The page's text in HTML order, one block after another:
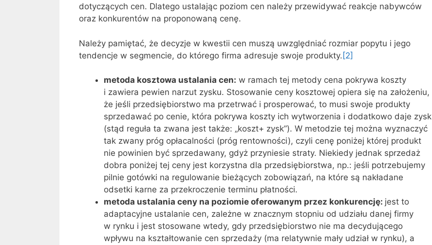
dotyczących cen. Dlatego ustalając poziom cen należy przewidywać reakcje nabywców
oraz konkurentów na proponowaną cenę.
Należy pamiętać, że decyzje w kwestii cen muszą uwzględniać rozmiar popytu i jego
tendencje w segmencie, do którego firma adresuje swoje produkty. [2]
metoda kosztowa ustalania cen: w ramach tej metody cena pokrywa koszty
i zawiera pewien narzut zysku. Stosowanie ceny kosztowej opiera się na założeniu,
że jeśli przedsiębiorstwo ma przetrwać i prosperować, to musi swoje produkty
sprzedawać po cenie, która pokrywa koszty ich wytworzenia i dodatkowo daje zysk
(stąd reguła ta zwana jest także: „koszt+ zysk”). W metodzie tej można wyznaczyć
tak zwany próg opłacalności (próg rentowności), czyli cenę poniżej której produkt
nie powinien być sprzedawany, gdyż przyniesie straty. Niekiedy jednak sprzedaż
dobra poniżej tej ceny jest korzystna dla przedsiębiorstwa, np.: jeśli potrzebujemy
pilnie gotówki na regulowanie bieżących zobowiązań, na które są nakładane
odsetki karne za przekroczenie terminu płatności.
metoda ustalania ceny na poziomie oferowanym przez konkurencję: jest to
adaptacyjne ustalanie cen, zależne w znacznym stopniu od udziału danej firmy
w rynku i jest stosowane wtedy, gdy przedsiębiorstwo nie ma decydującego
wpływu na kształtowanie cen sprzedaży (ma relatywnie mały udział w rynku), a